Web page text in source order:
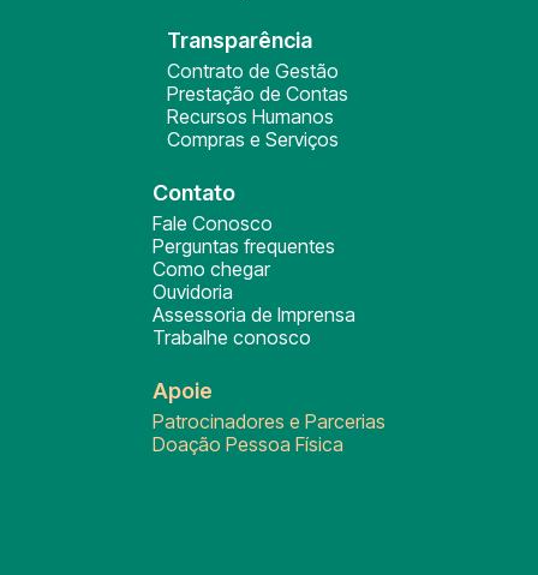
Transparência
Contrato de Gestão
Prestação de Contas
Recursos Humanos
Compras e Serviços
Contato
Fale Conosco
Perguntas frequentes
Como chegar
Ouvidoria
Assessoria de Imprensa
Trabalhe conosco
Apoie
Patrocinadores e Parcerias
Doação Pessoa Física